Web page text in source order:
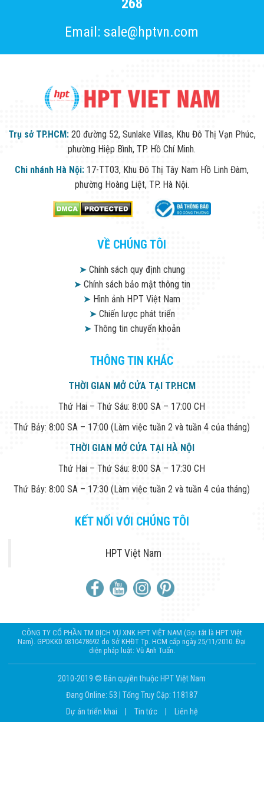
268
Email: sale@hptvn.com
Trụ sở TP.HCM: 20 đường 52, Sunlake Villas, Khu Đô Thị Vạn Phúc,
phường Hiệp Bình, TP. Hồ Chí Minh.
Chi nhánh Hà Nội: 17-TT03, Khu Đô Thị Tây Nam Hồ Linh Đàm,
phường Hoàng Liệt, TP. Hà Nội.
VỀ CHÚNG TÔI
➤Chính sách quy định chung
➤Chính sách bảo mật thông tin
➤ Hình ảnh HPT Việt Nam
➤Chiến lược phát triển
➤Thông tin chuyển khoản
THÔNG TIN KHÁC
THỜI GIAN MỞ CỬA TẠI TP.HCM
Thứ Hai – Thứ Sáu: 8:00 SA – 17:00 CH
Thứ Bảy: 8:00 SA – 17:00 (Làm việc tuần 2 và tuần 4 của tháng)
THỜI GIAN MỞ CỬA TẠI HÀ NỘI
Thứ Hai – Thứ Sáu: 8:00 SA – 17:30 CH
Thứ Bảy: 8:00 SA – 17:30 (Làm việc tuần 2 và tuần 4 của tháng)
KẾT NỐI VỚI CHÚNG TÔI
HPT Việt Nam
CÔNG TY CỔ PHẦN TM DỊCH VỤ XNK HPT VIỆT NAM (Gọi tắt là HPT Việt
Nam). GPDKKD 0310478692 do Sở KHĐT Tp. HCM cấp ngày 25/11/2010. Đại
diện pháp luật: Vũ Anh Tuấn.
2010-2019 © Bản quyền thuộc HPT Việt Nam
Đang Online: 53 |Tổng Truy Cập: 118187
Dự án triển khai
Tin tức Liên hệ